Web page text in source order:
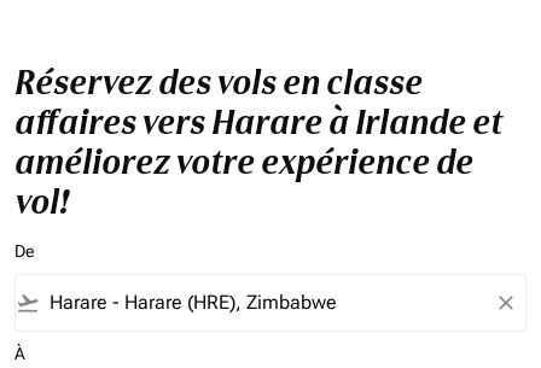
Réservez des vols en classe
affaires vers Harare à Irlande et
améliorez votre expérience de
vol!
De
flight_takeoff close
À